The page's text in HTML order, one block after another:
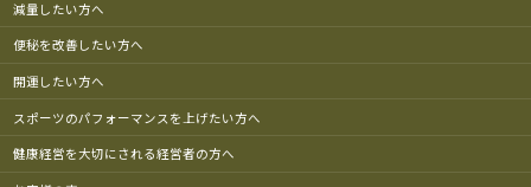
減量したい方へ
便秘を改善したい方へ
開運したい方へ
スポーツのパフォーマンスを上げたい方へ
健康経営を大切にされる経営者の方へ